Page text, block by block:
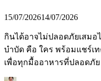
15/07/202614/07/2026
กินได้อาจไม่ปลอดภัยเสมอ
บำบัด คือ ใคร พร้อมแชร์เ
เพื่อทุกมื้ออาหารที่ปลอดภัย